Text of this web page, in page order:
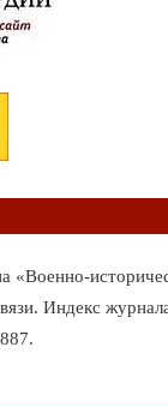
«Военно-
Индекс